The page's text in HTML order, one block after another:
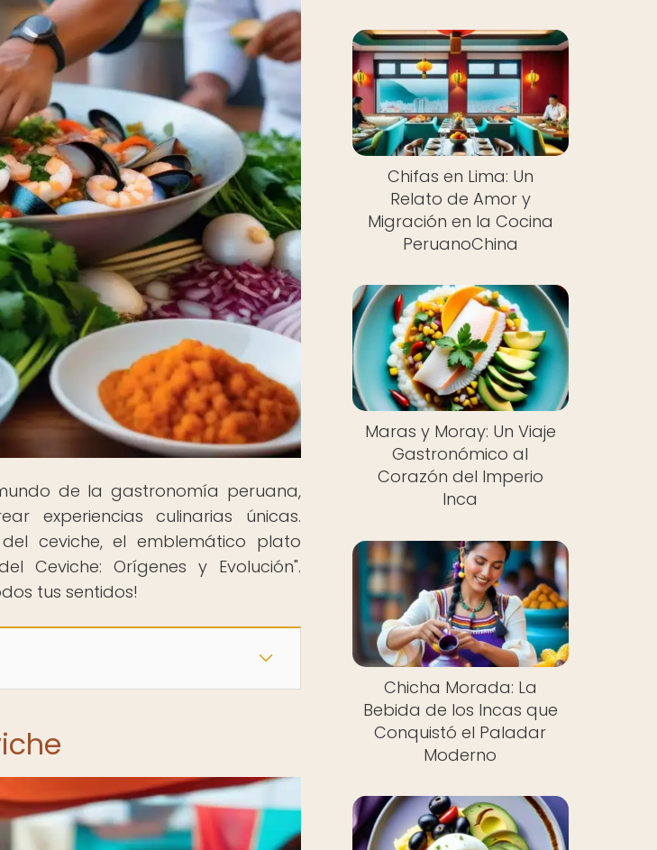
de la gastronomía peruana,
experiencias culinarias únicas.
ceviche, el emblemático plato
Ceviche: Orígenes y Evolución".
tus sentidos!
Chifas en Lima: Un
Relato de Amor y
Migración en la Cocina
PeruanoChina
Maras y Moray: Un Viaje
Gastronómico al
Corazón del Imperio
Inca
Chicha Morada: La
Bebida de los Incas que
Conquistó el Paladar
Moderno